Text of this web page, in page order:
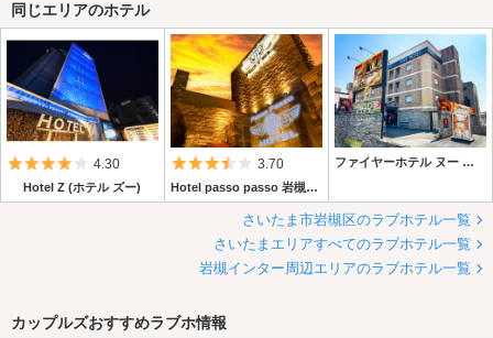
同じエリアのホテル
5つ星のうち4
4.30
Hotel Z (ホテル ズー)
5つ星のうち3.5
3.70
Hotel passo passo 岩槻店 (ホテル パッソパッソ 岩槻店)
ファイヤーホテル ヌー 岩槻
さいたま市岩槻区のラブホテル一覧
さいたまエリアすべてのラブホテル一覧
岩槻インター周辺エリアのラブホテル一覧
カップルズおすすめラブホ情報